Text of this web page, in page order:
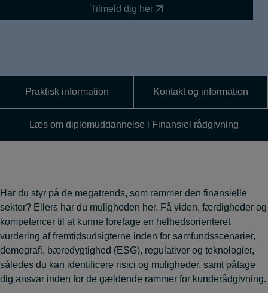
Tilmeld dig her
Praktisk information Kontakt og information
Læs om diplomuddannelse i Finansiel rådgivning
Har du styr på de megatrends, som rammer den finansielle
sektor? Ellers har du muligheden her. Få viden, færdigheder og
kompetencer til at kunne foretage en helhedsorienteret
vurdering af fremtidsudsigterne inden for samfundsscenarier,
demografi, bæredygtighed (ESG), regulativer og teknologier,
således du kan identificere risici og muligheder, samt påtage
dig ansvar inden for de gældende rammer for kunderådgivning.